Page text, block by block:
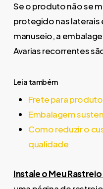
Se o produto não se
protegido nas laterais
manuseio, a
Avarias recorrentes
Leia também
Frete para
Embalagem
Como reduzir o
qualidade
Instale o Meu Rastreio